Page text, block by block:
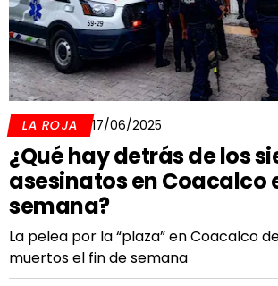
LA ROJA 17/06/2025
¿Qué hay detrás de los
asesinatos en Coacalco
semana?
La pelea por la “plaza” en Coacalco
muertos el fin de semana